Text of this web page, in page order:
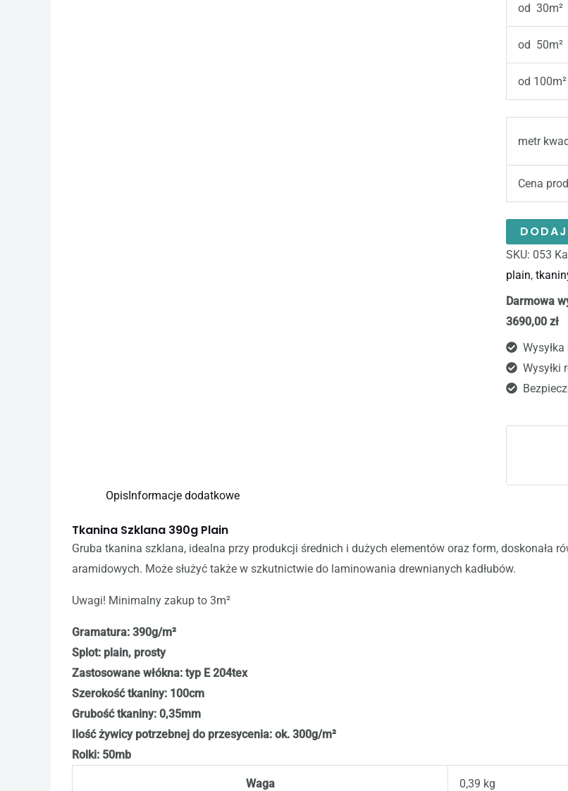
od 30m²
od 50m²
od 100m²
metr
Cena
SKU: 053
plain,
Darmowa
3690,00 zł
Wysyłki
OpisInformacje dodatkowe
Tkanina Szklana 390g Plain
Gruba tkanina szklana, idealna przy produkcji średnich i dużych elementów oraz form, doskonała
aramidowych. Może służyć także w szkutnictwie do laminowania drewnianych kadłubów.
Uwagi! Minimalny zakup to 3m²
Gramatura: 390g/m²
Splot: plain, prosty
Zastosowane włókna: typ E 204tex
Szerokość tkaniny: 100cm
Grubość tkaniny: 0,35mm
Ilość żywicy potrzebnej do przesycenia: ok. 300g/m²
Rolki: 50mb
Waga 0,39 kg